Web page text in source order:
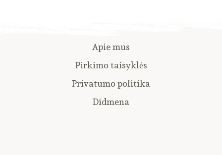
Apie mus
Pirkimo taisyklės
Privatumo politika
Didmena